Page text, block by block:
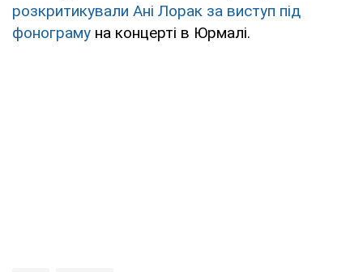
розкритикували Ані Лорак за виступ під
фонограму на концерті в Юрмалі.